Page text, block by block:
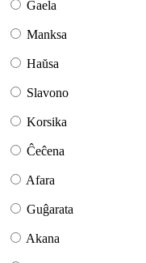
Gaela
Manksa
Haŭsa
Slavono
Korsika
Ĉeĉena
Afara
Guĝarata
Akana